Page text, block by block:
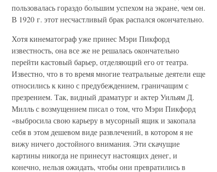
пользовалась гораздо большим успехом на экране, чем он.
В 1920 г. этот несчастливый брак распался окончательно.
Хотя кинематограф уже принес Мэри Пикфорд
известность, она все же не решалась окончательно
перейти кастовый барьер, отделяющий его от театра.
Известно, что в то время многие театральные деятели еще
относились к кино с предубеждением, граничащим с
презрением. Так, видный драматург и актер Уильям Д.
Милль с возмущением писал о том, что Мэри Пикфорд
«выбросила свою карьеру в мусорный ящик и закопала
себя в этом дешевом виде развлечений, в котором я не
вижу ничего достойного внимания. Эти скачущие
картины никогда не принесут настоящих денег, и
конечно, нельзя ожидать, чтобы они превратились в